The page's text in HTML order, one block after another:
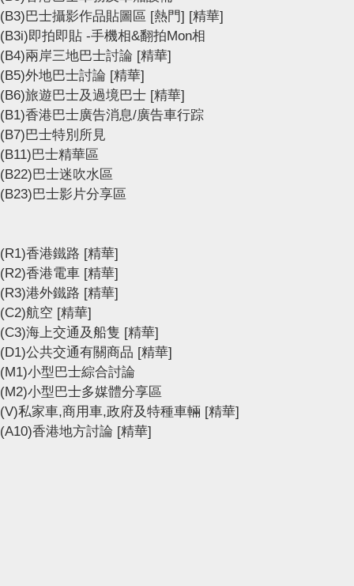
(B3)巴士攝影作品貼圖區 [熱門] [精華]
(B3i)即拍即貼 -手機相&翻拍Mon相
(B4)兩岸三地巴士討論 [精華]
(B5)外地巴士討論 [精華]
(B6)旅遊巴士及過境巴士 [精華]
(B1)香港巴士廣告消息/廣告車行踪
(B7)巴士特別所見
(B11)巴士精華區
(B22)巴士迷吹水區
(B23)巴士影片分享區
(R1)香港鐵路 [精華]
(R2)香港電車 [精華]
(R3)港外鐵路 [精華]
(C2)航空 [精華]
(C3)海上交通及船隻 [精華]
(D1)公共交通有關商品 [精華]
(M1)小型巴士綜合討論
(M2)小型巴士多媒體分享區
(V)私家車,商用車,政府及特種車輛 [精華]
(A10)香港地方討論 [精華]